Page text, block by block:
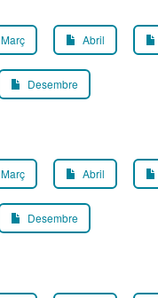
Març Abril
Desembre
Març Abril
Desembre